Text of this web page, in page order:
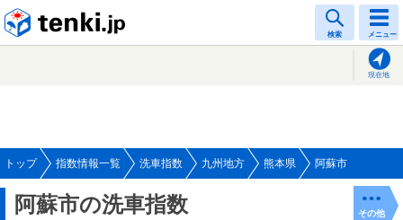
検索 メニュー
現在地
トップ 指数情報一覧 洗車指数 九州地方 熊本県 阿蘇市
阿蘇市の洗車指数 その他